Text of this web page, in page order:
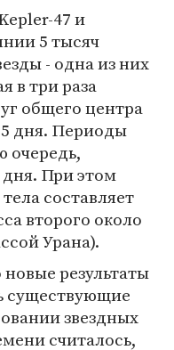
47 и
5 тысяч
- одна из них
в три раза
общего центра
дня. Периоды
очередь,
дня. При этом
составляет
второго около
Урана).
результаты
существующие
звездных
считалось,